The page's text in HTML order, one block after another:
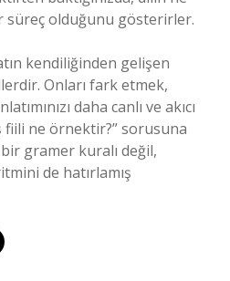
süreç olduğunu gösterirler.
kendiliğinden gelişen
Onları fark etmek,
daha canlı ve akıcı
fiili ne örnektir?” sorusuna
gramer kuralı değil,
de hatırlamış